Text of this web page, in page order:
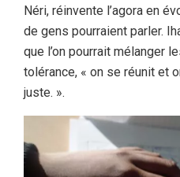
Néri, réinvente l’agora en
de gens pourraient parler.
que l’on pourrait mélanger
tolérance, « on se réunit et
juste. ».